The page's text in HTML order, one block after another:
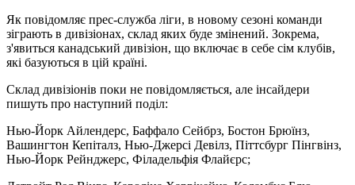
Як повідомляє прес-служба ліги, в новому сезоні команди
зіграють в дивізіонах, склад яких буде змінений. Зокрема,
з'явиться канадський дивізіон, що включає в себе сім клубів,
які базуються в цій країні.
Склад дивізіонів поки не повідомляється, але інсайдери
пишуть про наступний поділ:
Нью-Йорк Айлендерс, Баффало Сейбрз, Бостон Брюїнз,
Вашингтон Кепіталз, Нью-Джерсі Девілз, Піттсбург Пінгвінз,
Нью-Йорк Рейнджерс, Філадельфія Флайєрс;